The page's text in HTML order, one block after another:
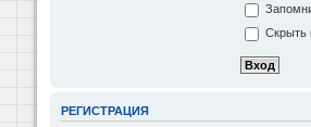
Скрыть
РЕГИСТРАЦИЯ